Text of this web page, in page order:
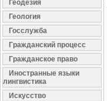
Геодезия
Геология
Госслужба
Гражданский процесс
Гражданское право
Иностранные языки
лингвистика
Искусство